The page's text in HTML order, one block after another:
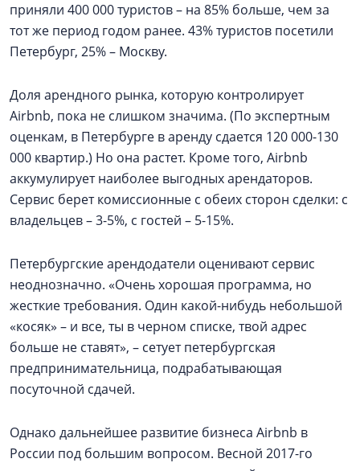
приняли 400 000 туристов – на 85% больше, чем за
тот же период годом ранее. 43% туристов посетили
Петербург, 25% – Москву.​
Доля арендного рынка, которую контролирует
Airbnb, пока не слишком значима. (По экспертным
оценкам, в Петербурге в аренду сдается 120 000-130
000 квартир.) Но она растет. Кроме того, Airbnb
аккумулирует наиболее выгодных арендаторов.
Сервис берет комиссионные с обеих сторон сделки: с
владельцев – 3-5%, с гостей – 5-15%.
Петербургские арендодатели оценивают сервис
неоднозначно. «Очень хорошая программа, но
жесткие требования. Один какой-нибудь небольшой
«косяк» – и все, ты в черном списке, твой адрес
больше не ставят», – сетует петербургская
предпринимательница, подрабатывающая
посуточной сдачей.
Однако дальнейшее развитие бизнеса Airbnb в
России под большим вопросом. Весной 2017-го